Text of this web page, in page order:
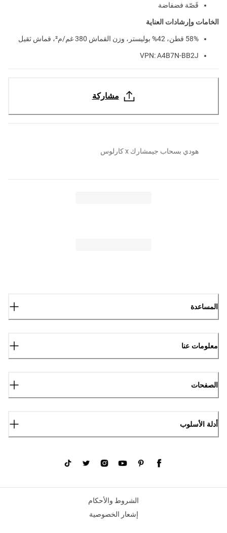
قَصّة فضفاضة
الخامات وإرشادات العناية
58% قطن، 42% بوليستر، وزن القماش 380 غم/م²، قماش ثقيل
VPN: A4B7N-BB2J
مشاركة
هودي بسحاب جيمشارك x كارلوس
المساعدة
معلومات عنا
الصفحات
أدلة الأسلوب
الشروط والأحكام
إشعار الخصوصية